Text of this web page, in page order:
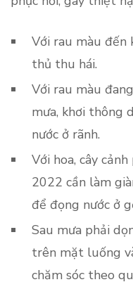
Với rau màu đến
thủ thu hái.
Với rau màu
mưa, khơi thông
nước ở rãnh.
Với hoa, cây
2022 cần làm
để đọng nước ở
Sau mưa phải
trên mặt luống
chăm sóc theo